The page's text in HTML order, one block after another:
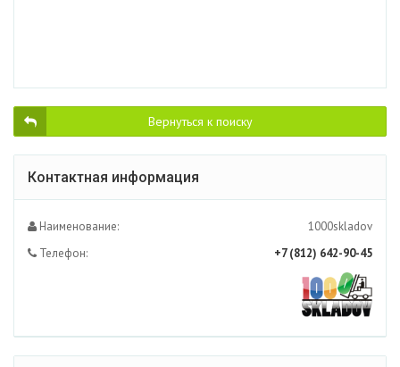
Вернуться к поиску
Контактная информация
Наименование:
1000skladov
Телефон:
+7 (812) 642-90-45